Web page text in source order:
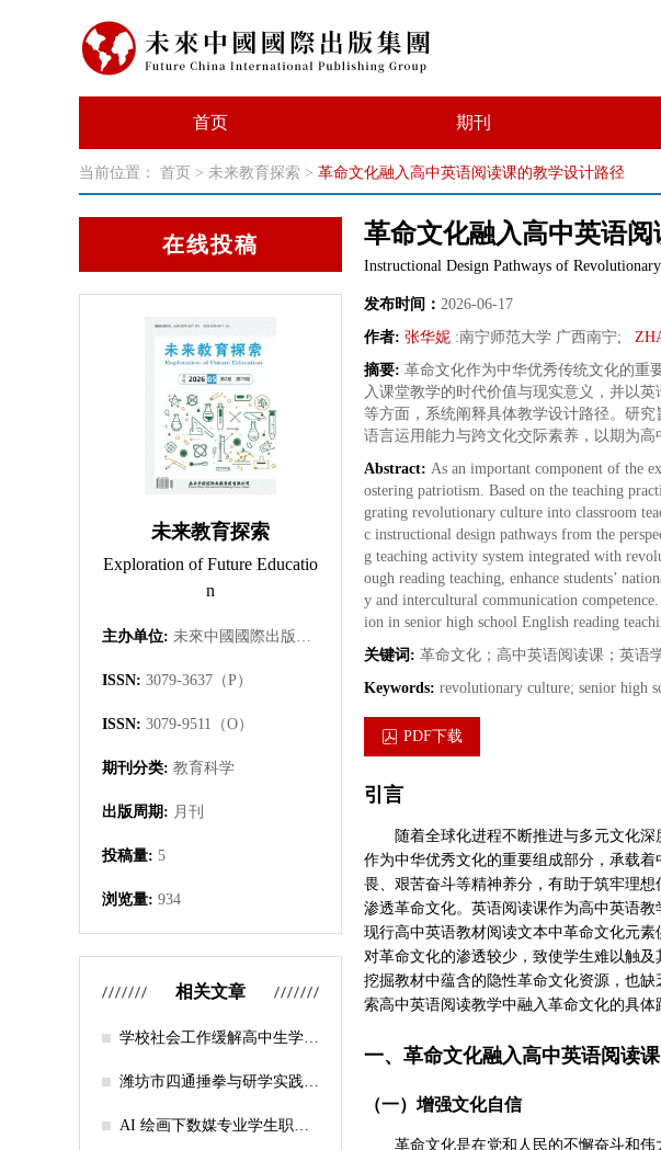
首页 期刊
当前位置： 首页 > 未来教育探索 > 革命文化融入高中英语阅读课的教学设计路径
在线投稿
未来教育探索
Exploration of Future Educatio
n
主办单位: 未來中國國際出版集團有限公司
ISSN: 3079-3637（P）
ISSN: 3079-9511（O）
期刊分类: 教育科学
出版周期: 月刊
投稿量: 5
浏览量: 934
相关文章
学校社会工作缓解高中生学习
课堂”为介入载体
潍坊市四通捶拳与研学实践教
AI 绘画下数媒专业学生职业
革命文化融入高中英语
Instructional Design Pathways of
发布时间： 2026-06-17
作者: 张华妮 :南宁师范大学 广西南宁;
摘要: 革命文化作为中华优秀传统文化的重
入课堂教学的时代价值与现实意义，并以
等方面，系统阐释具体教学设计路径。研
语言运用能力与跨文化交际素养，以期为
Abstract: As an important component of the
ostering patriotism. Based on the teaching
grating revolutionary culture into classroom
c instructional design pathways from the
g teaching activity system integrated with
ough reading teaching, enhance students’
y and intercultural communication
ion in senior high school English reading
关键词: 革命文化；高中英语阅读课；英语
Keywords: revolutionary culture; senior high
PDF下载
引言
随着全球化进程不断推进与多元文化
作为中华优秀文化的重要组成部分，承载
畏、艰苦奋斗等精神养分，有助于筑牢理
渗透革命文化。英语阅读课作为高中英语
现行高中英语教材阅读文本中革命文化元
对革命文化的渗透较少，致使学生难以触
挖掘教材中蕴含的隐性革命文化资源，也
索高中英语阅读教学中融入革命文化的具体
一、革命文化融入高中英语阅读
（一）增强文化自信
革命文化是在党和人民的不懈奋斗和